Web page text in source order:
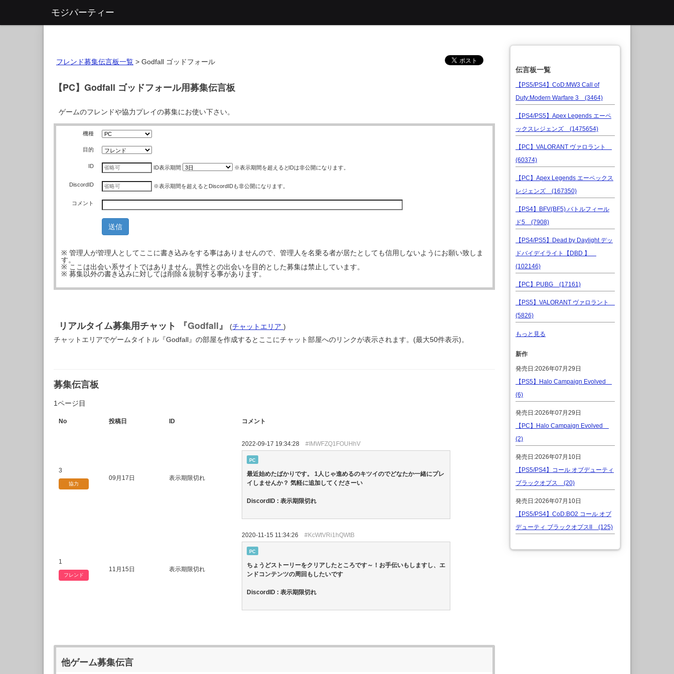
モジパーティー
フレンド募集伝言板一覧 > Godfall ゴッドフォール
【PC】Godfall ゴッドフォール用募集伝言板
ゲームのフレンドや協力プレイの募集にお使い下さい。
機種
目的
ID ID表示期間 ※表示期間を超えるとIDは非公開になります。
DiscordID ※表示期間を超えるとDiscordIDも非公開になります。
コメント
※ 管理人が管理人としてここに書き込みをする事はありませんので、管理人を名乗る者が居たとしても信用しないようにお願い致しま
す。
※ ここは出会い系サイトではありません。異性との出会いを目的とした募集は禁止しています。
※ 募集以外の書き込みに対しては削除＆規制する事があります。
リアルタイム募集用チャット 『Godfall』 (チャットエリア )
チャットエリアでゲームタイトル『Godfall』の部屋を作成するとここにチャット部屋へのリンクが表示されます。(最大50件表示)。
募集伝言板
1ページ目
No 投稿日 ID コメント
3
協力
09月17日 表示期限切れ
2022-09-17 19:34:28 #IMWFZQ1FOUHhV
PC
最近始めたばかりです。 1人じゃ進めるのキツイのでどなたか一緒にプレ
イしませんか？ 気軽に追加してくださーい
DiscordID : 表示期限切れ
1
フレンド
11月15日 表示期限切れ
2020-11-15 11:34:26 #KcWtVRi1hQWtB
PC
ちょうどストーリーをクリアしたところです～！お手伝いもしますし、エ
ンドコンテンツの周回もしたいです
DiscordID : 表示期限切れ
他ゲーム募集伝言
伝言板一覧
【PS5/PS4】CoD:MW3 Call of
Duty:Modern Warfare 3 (3464)
【PS4/PS5】Apex Legends エーペ
ックスレジェンズ (1475654)
【PC】VALORANT ヴァロラント
(60374)
【PC】Apex Legends エーペックス
レジェンズ (167350)
【PS4】BFV(BF5) バトルフィール
ド5 (7908)
【PS4/PS5】Dead by Daylight デッ
ドバイデイライト【DBD 】
(102146)
【PC】PUBG (17161)
【PS5】VALORANT ヴァロラント
(5826)
もっと見る
新作
発売日:2026年07月29日
【PS5】Halo Campaign Evolved
(6)
発売日:2026年07月29日
【PC】Halo Campaign Evolved
(2)
発売日:2026年07月10日
【PS5/PS4】コール オブデューティ
ブラックオプス (20)
発売日:2026年07月10日
【PS5/PS4】CoD:BO2 コール オブ
デューティ ブラックオプスII (125)